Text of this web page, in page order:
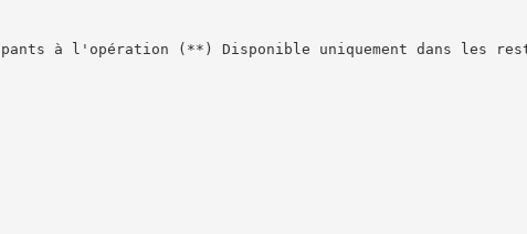
à l'opération (**) Disponible uniquement dans les